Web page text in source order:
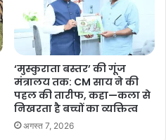
‘मुस्कुराता बस्तर’ की गूंज
मंत्रालय तक: CM साय ने की
पहल की तारीफ, कहा—कला से
निखरता है बच्चों का व्यक्तित्व
अगस्त 7, 2026